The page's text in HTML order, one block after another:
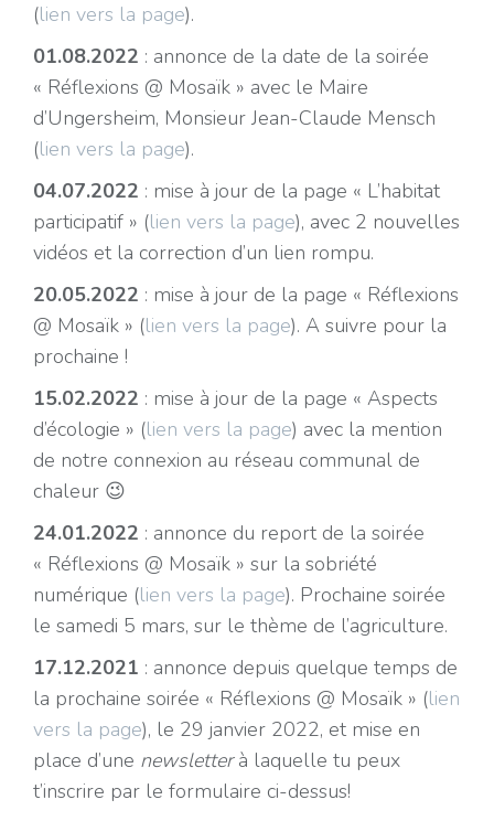
(lien vers la page).
01.08.2022 : annonce de la date de la soirée
« Réflexions @ Mosaïk » avec le Maire
d’Ungersheim, Monsieur Jean-Claude Mensch
(lien vers la page).
04.07.2022 : mise à jour de la page « L’habitat
participatif » (lien vers la page), avec 2 nouvelles
vidéos et la correction d’un lien rompu.
20.05.2022 : mise à jour de la page « Réflexions
@ Mosaïk » (lien vers la page). A suivre pour la
prochaine !
15.02.2022 : mise à jour de la page « Aspects
d’écologie » (lien vers la page) avec la mention
de notre connexion au réseau communal de
chaleur 😉
24.01.2022 : annonce du report de la soirée
« Réflexions @ Mosaïk » sur la sobriété
numérique (lien vers la page). Prochaine soirée
le samedi 5 mars, sur le thème de l’agriculture.
17.12.2021 : annonce depuis quelque temps de
la prochaine soirée « Réflexions @ Mosaïk » (lien
vers la page), le 29 janvier 2022, et mise en
place d’une newsletterà laquelle tu peux
t’inscrire par le formulaire ci-dessus!